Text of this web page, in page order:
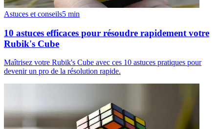
Astuces et conseils5 min
10 astuces efficaces pour résoudre rapidement votre
Rubik's Cube
Maîtrisez votre Rubik's Cube avec ces 10 astuces pratiques pour
devenir un pro de la résolution rapide.